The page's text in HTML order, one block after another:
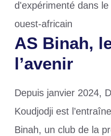
AS Binah,
l’avenir
Depuis janvier 2024,
Koudjodji est
Binah, un club de la